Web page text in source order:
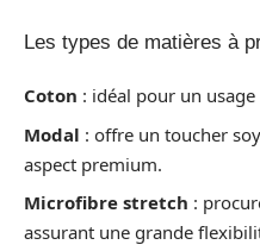
Les types de matières à
Coton : idéal pour un
Modal : offre un toucher
aspect premium.
Microfibre stretch :
assurant une grande